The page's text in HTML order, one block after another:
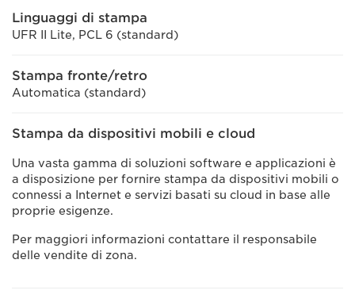
Linguaggi di stampa
UFR II Lite, PCL 6 (standard)
Stampa fronte/retro
Automatica (standard)
Stampa da dispositivi mobili e cloud
Una vasta gamma di soluzioni software e applicazioni è
a disposizione per fornire stampa da dispositivi mobili o
connessi a Internet e servizi basati su cloud in base alle
proprie esigenze.
Per maggiori informazioni contattare il responsabile
delle vendite di zona.